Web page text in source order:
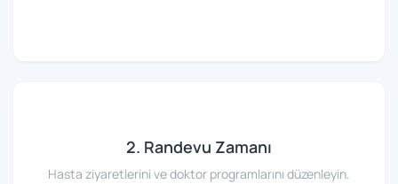
2. Randevu Zamanı
Hasta ziyaretlerini ve doktor programlarını düzenleyin.